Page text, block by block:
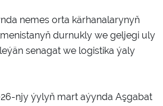
nemes orta kärhanalarynyň
durnukly we geljegi uly
senagat we logistika ýaly
njy ýylyň mart aýynda Aşgabat